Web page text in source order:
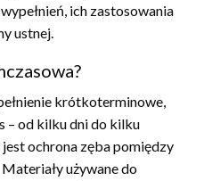
ich zastosowania
ustnej.
krótkoterminowe,
– od kilku dni do kilku
ochrona zęba pomiędzy
używane do